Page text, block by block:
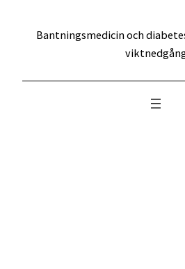
Bantningsmedicin och